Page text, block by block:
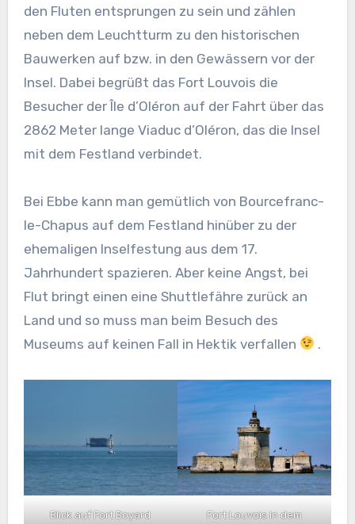
den Fluten entsprungen zu sein und zählen
neben dem Leuchtturm zu den historischen
Bauwerken auf bzw. in den Gewässern vor der
Insel. Dabei begrüßt das Fort Louvois die
Besucher der Île d’Oléron auf der Fahrt über das
2862 Meter lange Viaduc d’Oléron, das die Insel
mit dem Festland verbindet.
Bei Ebbe kann man gemütlich von Bourcefranc-
le-Chapus auf dem Festland hinüber zu der
ehemaligen Inselfestung aus dem 17.
Jahrhundert spazieren. Aber keine Angst, bei
Flut bringt einen eine Shuttlefähre zurück an
Land und so muss man beim Besuch des
Museums auf keinen Fall in Hektik verfallen
.
Blick auf Fort Boyard
Fort Louvois in dem